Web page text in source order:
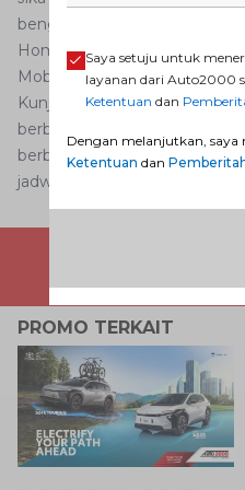
bengkel, silakan lakukan
Home Service melalui
Mobile kami.
Kunjungi Dealer Toyota
berbagai
berbagai jenislayanan purna
jadwalkan kunjungan
PROMO TERKAIT
Saya setuju untuk
layanan dari Auto2000
Ketentuan dan
Dengan melanjutkan, saya
Ketentuan dan